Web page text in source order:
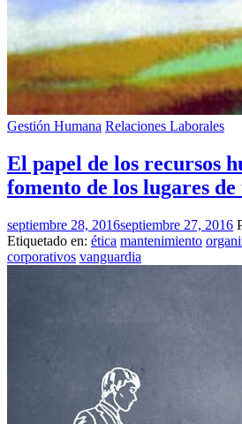
Gestión Humana Relaciones Laborales
El papel de los recursos
fomento de los lugares
septiembre 28, 2016septiembre 27, 2016
Etiquetado en: ética mantenimiento
corporativos vanguardia